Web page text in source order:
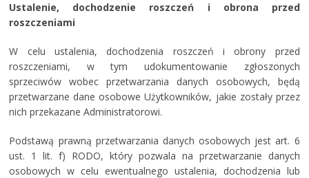
Ustalenie, dochodzenie roszczeń i obrona przed
roszczeniami
W celu ustalenia, dochodzenia roszczeń i obrony przed
roszczeniami, w tym udokumentowanie zgłoszonych
sprzeciwów wobec przetwarzania danych osobowych, będą
przetwarzane dane osobowe Użytkowników, jakie zostały przez
nich przekazane Administratorowi.
Podstawą prawną przetwarzania danych osobowych jest art. 6
ust. 1 lit. f) RODO, który pozwala na przetwarzanie danych
osobowych w celu ewentualnego ustalenia, dochodzenia lub